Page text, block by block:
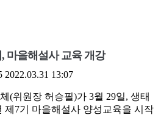
마을해설사 교육 개강
2022.03.31 13:07
(위원장 허승필)가 3월 29일, 생태
제7기 마을해설사 양성교육을 시작